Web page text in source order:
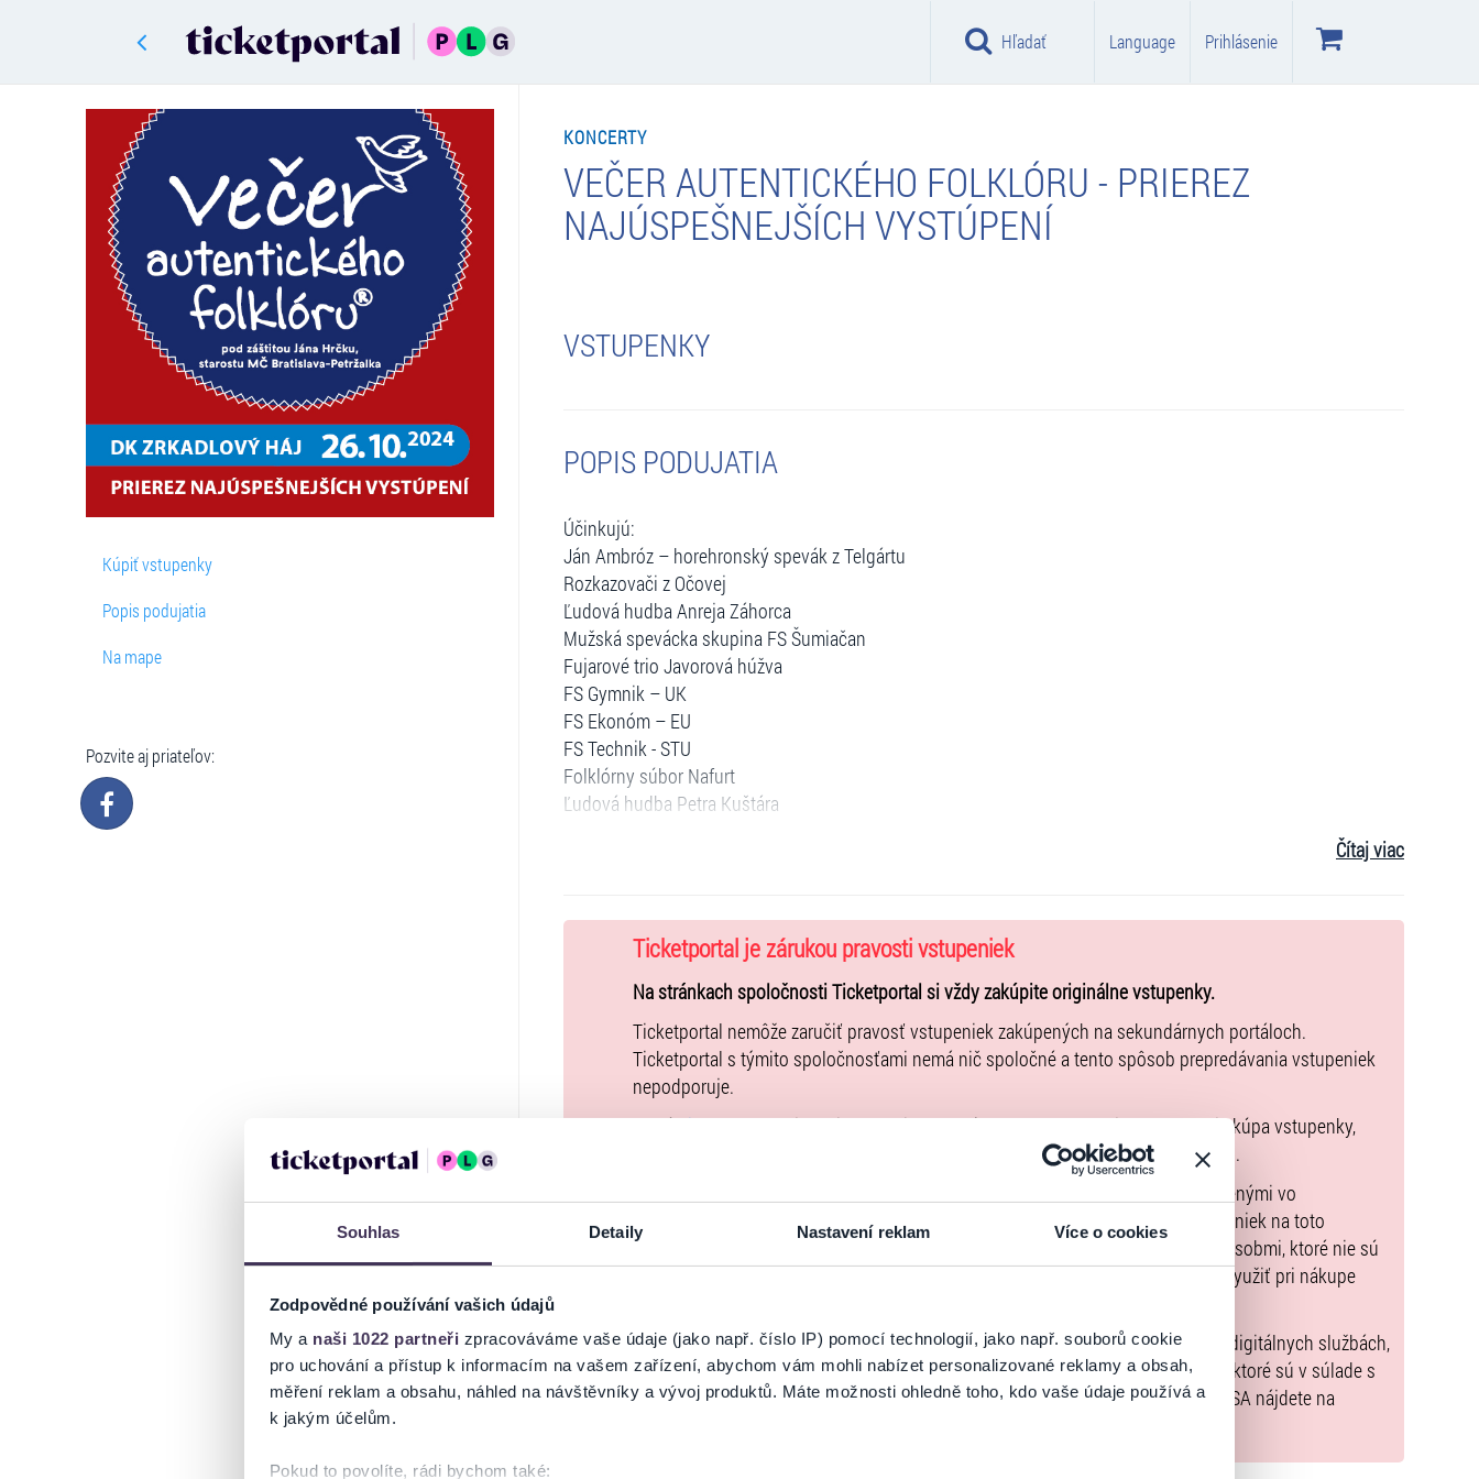
Souhlas Detaily Nastavení reklam Více o cookies
Zodpovědné používání vašich údajů
My a naši 1022 partneři zpracováváme vaše údaje (jako např. číslo IP) pomocí technologií, jako např. souborů cookie
pro uchování a přístup k informacím na vašem zařízení, abychom vám mohli nabízet personalizované reklamy a obsah,
měření reklam a obsahu, náhled na návštěvníky a vývoj produktů. Máte možnosti ohledně toho, kdo vaše údaje používá a
k jakým účelům.
Pokud to povolíte, rádi bychom také:
Hľadať Language Prihlásenie
Kúpiť vstupenky
Popis podujatia
Na mape
Pozvite aj priateľov:
KONCERTY
VEČER AUTENTICKÉHO FOLKLÓRU - PRIEREZ
NAJÚSPEŠNEJŠÍCH VYSTÚPENÍ
VSTUPENKY
POPIS PODUJATIA
Účinkujú:
Ján Ambróz – horehronský spevák z Telgártu
Rozkazovači z Očovej
Ľudová hudba Anreja Záhorca
Mužská spevácka skupina FS Šumiačan
Fujarové trio Javorová húžva
FS Gymnik – UK
FS Ekonóm – EU
FS Technik - STU
Folklórny súbor Nafurt
Ľudová hudba Petra Kuštára
Podujatie sa koná pod záštitou Jána Hrčku – starostu MČ Bratislava – Petržalka, v spolupráci s Vladimírom
Bajanom, Pro Folklorika n.f.
Podujatie podporila Nadácia SPP.
Čítaj viac
Ticketportal je zárukou pravosti vstupeniek
Na stránkach spoločnosti Ticketportal si vždy zakúpite originálne vstupenky.
Ticketportal nemôže zaručiť pravosť vstupeniek zakúpených na sekundárnych portáloch.
Ticketportal s týmito spoločnosťami nemá nič spoločné a tento spôsob prepredávania vstupeniek
nepodporuje.
Portálticketportal.skje online trhoviskom. Kúpnu zmluvu, ktorej predmetom je kúpa vstupenky,
uzatvárate priamo s usporiadateľom, ktorého údaje sú uvedené priamo v košíku.
Kúpne ceny vstupeniek na toto podujatie je možné uhradiť len spôsobmi uvedenými vo
Všeobecných obchodných podmienkach
. Upozorňujeme, že kúpne ceny vstupeniek na toto
podujatie nie je možné uhradiť prostredníctvom Poukazov GoOut, ani inými spôsobmi, ktoré nie sú
. Poukazy GoOut môžete využiť pri nákupe
Usporiadateľ sa v zmysle čl. 30 ods. 1 písm. e) nariadenia EÚ 2022/2065 (Akt o digitálnych službách,
DSA) zaviazal ponúkať na portáliwww.ticketportal.sk, iba výrobky alebo služby, ktoré sú v súlade s
uplatniteľným právom Európskej únie. Príslušné informácie a kontakty podľa DSA nájdete na